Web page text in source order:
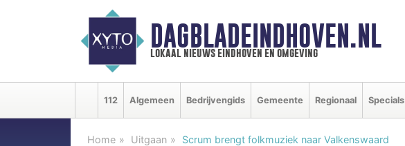
DAGBLADEINDHOVEN.NL
lokaal nieuws eindhoven en omgeving
112 Algemeen Bedrijvengids Gemeente Regionaal Specials
Home Uitgaan Scrum brengt folkmuziek naar Valkenswaard